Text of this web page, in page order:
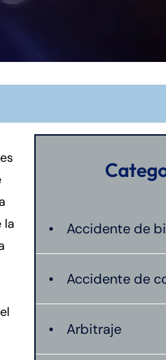
la
Accidente de
Accidente de
Arbitraje